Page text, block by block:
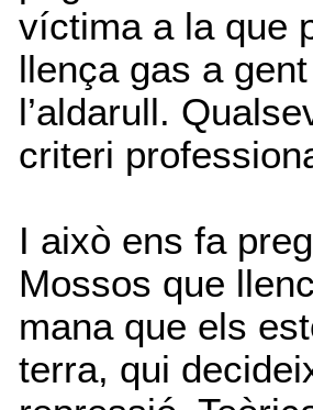
víctima a la que
llença gas a
l’aldarull.
criteri
I això ens fa
Mossos que
mana que els
terra, qui